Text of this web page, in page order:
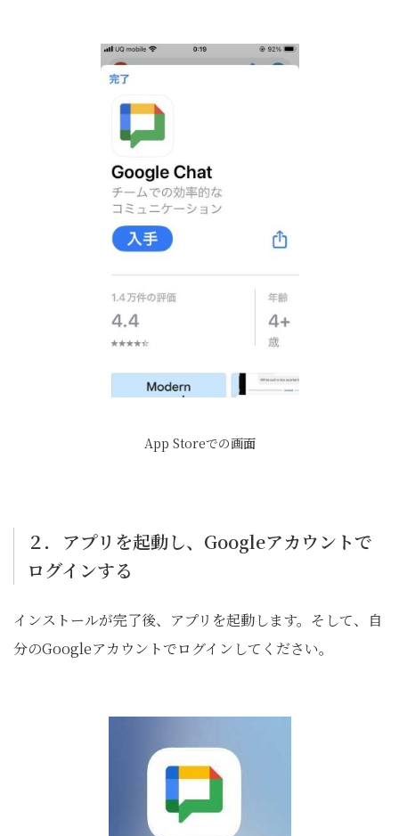
App Storeでの画面
２．アプリを起動し、Googleアカウントで
ログインする
インストールが完了後、アプリを起動します。そして、自
分のGoogleアカウントでログインしてください。